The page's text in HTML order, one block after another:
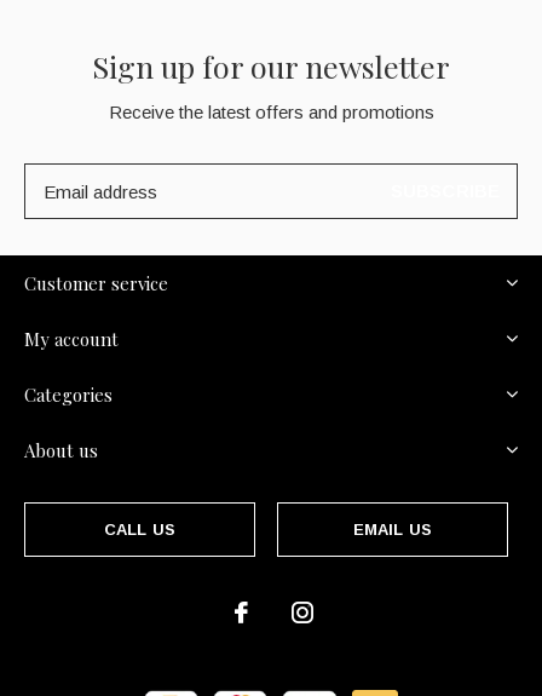
Sign up for our newsletter
Receive the latest offers and promotions
Customer service
My account
Categories
About us
CALL US EMAIL US